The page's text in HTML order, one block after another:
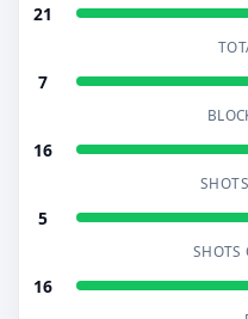
21
7
16
5
SHOTS
16